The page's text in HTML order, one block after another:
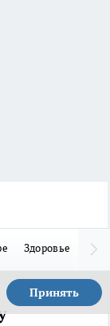
Здоровье
Принять